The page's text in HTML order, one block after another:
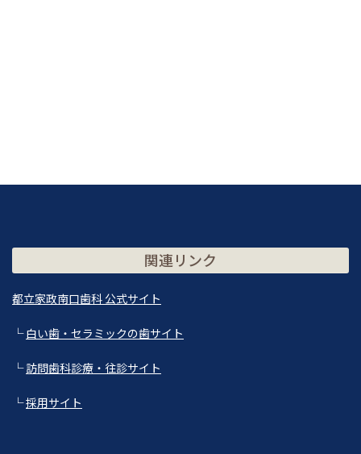
関連リンク
都立家政南口歯科 公式サイト
└白い歯・セラミックの歯サイト
└訪問歯科診療・往診サイト
└採用サイト